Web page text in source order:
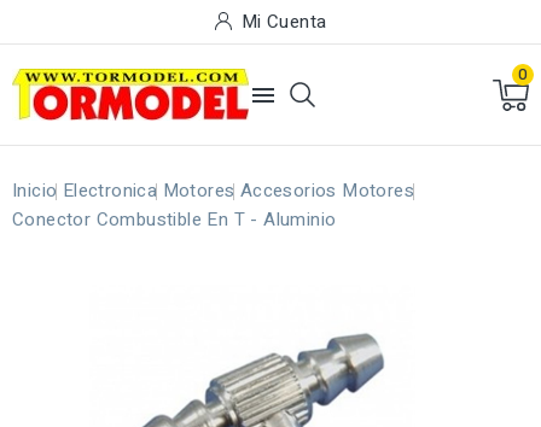
Mi Cuenta

0
Inicio Electronica Motores Accesorios Motores
Conector Combustible En T - Aluminio